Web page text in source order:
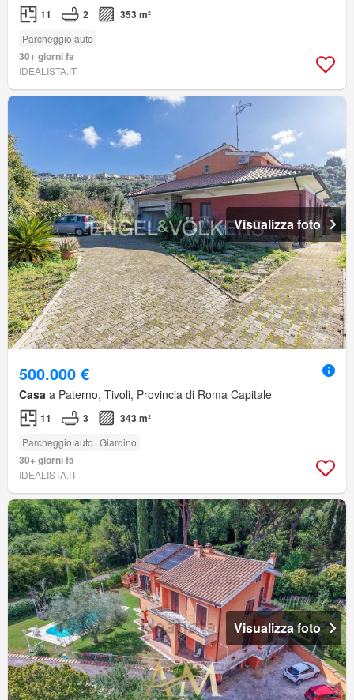
11 2 353 m²
Parcheggio auto
30+ giorni fa
IDEALISTA.IT
Visualizza foto
500.000 €
Casa a Paterno, Tivoli, Provincia di Roma Capitale
11 3 343 m²
Parcheggio auto Giardino
30+ giorni fa
IDEALISTA.IT
Visualizza foto